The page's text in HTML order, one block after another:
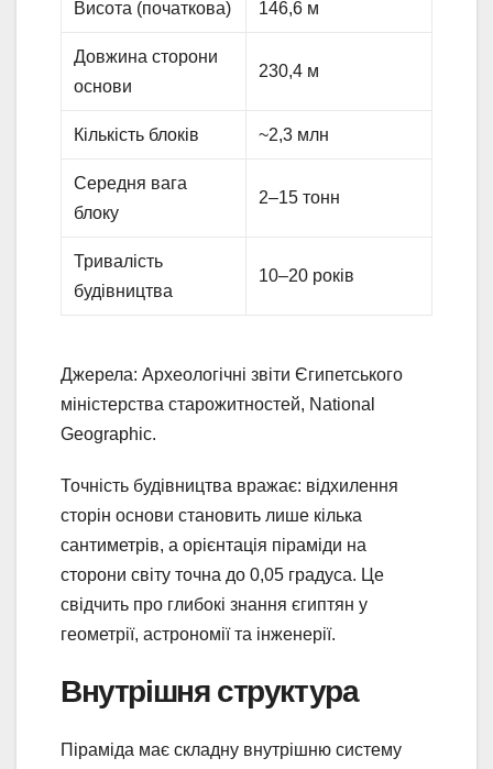
Висота (початкова) 146,6 м
Довжина сторони
основи
230,4 м
Кількість блоків ~2,3 млн
Середня вага
блоку
2–15 тонн
Тривалість
будівництва
10–20 років
Джерела: Археологічні звіти Єгипетського
міністерства старожитностей, National
Geographic.
Точність будівництва вражає: відхилення
сторін основи становить лише кілька
сантиметрів, а орієнтація піраміди на
сторони світу точна до 0,05 градуса. Це
свідчить про глибокі знання єгиптян у
геометрії, астрономії та інженерії.
Внутрішня структура
Піраміда має складну внутрішню систему